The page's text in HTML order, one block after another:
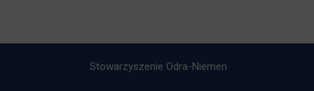
Stowarzyszenie Odra-Niemen